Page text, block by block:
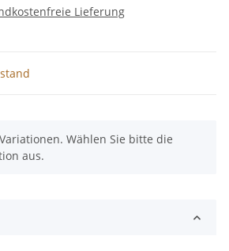
Lieferung
Wählen Sie bitte die
aus.